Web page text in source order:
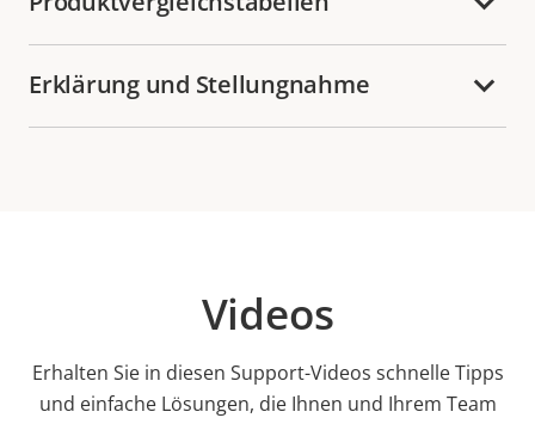
Erklärung und Stellungnahme
Videos
Erhalten Sie in diesen Support-Videos schnelle Tipps
und einfache Lösungen, die Ihnen und Ihrem Team